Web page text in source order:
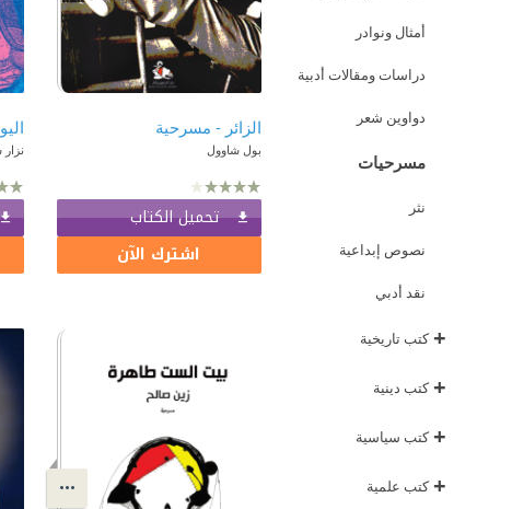
أمثال ونوادر
دراسات ومقالات أدبية
دواوين شعر
مسرحيات
نثر
نصوص إبداعية
نقد أدبي
+كتب تاريخية
+كتب دينية
+كتب سياسية
+كتب علمية
الزائر - مسرحية
بول شاوول
تحميل الكتاب
اشترك الآن